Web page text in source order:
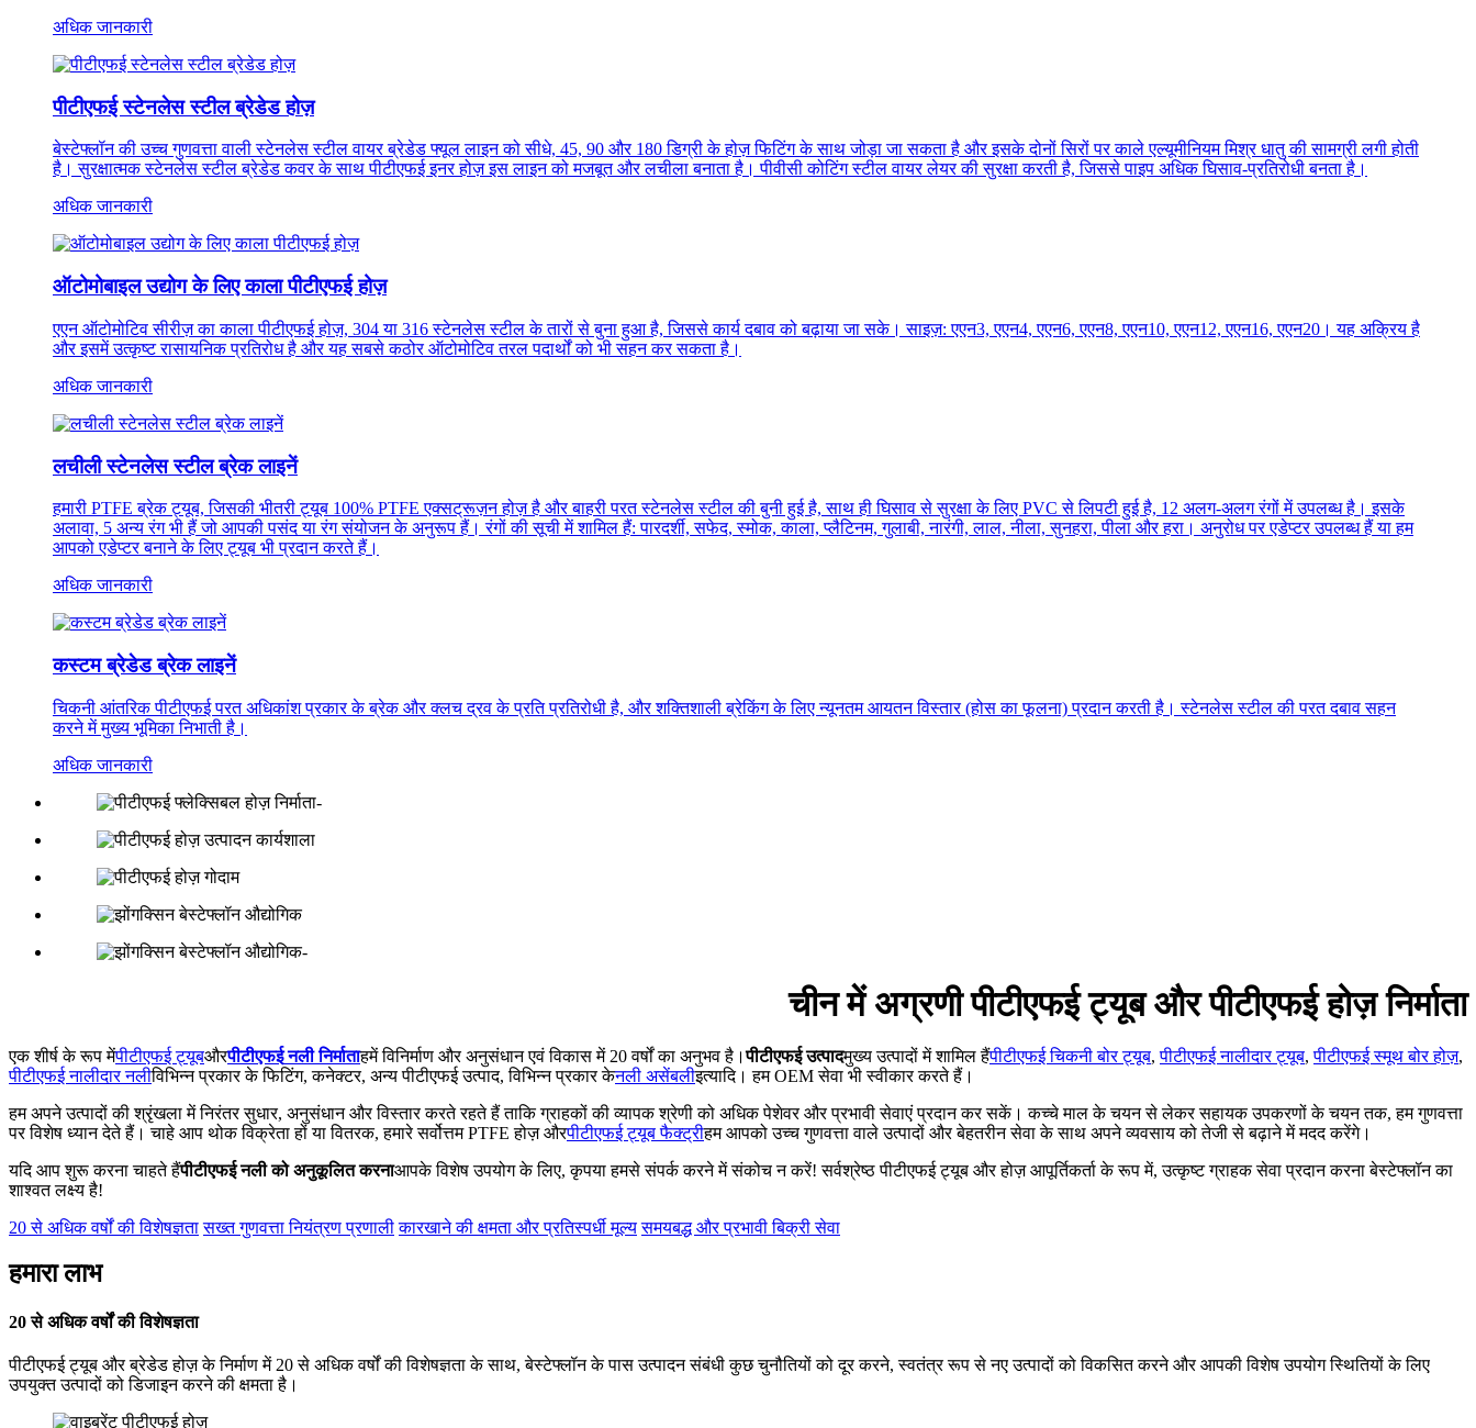
अधिक जानकारी
पीटीएफई स्टेनलेस स्टील ब्रेडेड होज़
बेस्टेफ्लॉन की उच्च गुणवत्ता वाली स्टेनलेस स्टील वायर ब्रेडेड फ्यूल लाइन को सीधे, 45, 90 और 180 डिग्री के होज़ फिटिंग के साथ जोड़ा जा सकता है और इसके दोनों सिरों पर काले एल्यूमीनियम मिश्र धातु की सामग्री लगी होती
है। सुरक्षात्मक स्टेनलेस स्टील ब्रेडेड कवर के साथ पीटीएफई इनर होज़ इस लाइन को मजबूत और लचीला बनाता है। पीवीसी कोटिंग स्टील वायर लेयर की सुरक्षा करती है, जिससे पाइप अधिक घिसाव-प्रतिरोधी बनता है।
अधिक जानकारी
ऑटोमोबाइल उद्योग के लिए काला पीटीएफई होज़
एएन ऑटोमोटिव सीरीज़ का काला पीटीएफई होज़, 304 या 316 स्टेनलेस स्टील के तारों से बुना हुआ है, जिससे कार्य दबाव को बढ़ाया जा सके। साइज़: एएन3, एएन4, एएन6, एएन8, एएन10, एएन12, एएन16, एएन20। यह अक्रिय है
और इसमें उत्कृष्ट रासायनिक प्रतिरोध है और यह सबसे कठोर ऑटोमोटिव तरल पदार्थों को भी सहन कर सकता है।
अधिक जानकारी
लचीली स्टेनलेस स्टील ब्रेक लाइनें
हमारी PTFE ब्रेक ट्यूब, जिसकी भीतरी ट्यूब 100% PTFE एक्सट्रूज़न होज़ है और बाहरी परत स्टेनलेस स्टील की बुनी हुई है, साथ ही घिसाव से सुरक्षा के लिए PVC से लिपटी हुई है, 12 अलग-अलग रंगों में उपलब्ध है। इसके
अलावा, 5 अन्य रंग भी हैं जो आपकी पसंद या रंग संयोजन के अनुरूप हैं। रंगों की सूची में शामिल हैं: पारदर्शी, सफेद, स्मोक, काला, प्लैटिनम, गुलाबी, नारंगी, लाल, नीला, सुनहरा, पीला और हरा। अनुरोध पर एडेप्टर उपलब्ध हैं या हम
आपको एडेप्टर बनाने के लिए ट्यूब भी प्रदान करते हैं।
अधिक जानकारी
कस्टम ब्रेडेड ब्रेक लाइनें
चिकनी आंतरिक पीटीएफई परत अधिकांश प्रकार के ब्रेक और क्लच द्रव के प्रति प्रतिरोधी है, और शक्तिशाली ब्रेकिंग के लिए न्यूनतम आयतन विस्तार (होस का फूलना) प्रदान करती है। स्टेनलेस स्टील की परत दबाव सहन
करने में मुख्य भूमिका निभाती है।
अधिक जानकारी
चीन में अग्रणी पीटीएफई ट्यूब और पीटीएफई होज़ निर्माता
एक शीर्ष के रूप मेंपीटीएफई ट्यूबऔरपीटीएफई नली निर्माताहमें विनिर्माण और अनुसंधान एवं विकास में 20 वर्षों का अनुभव है।पीटीएफई उत्पादमुख्य उत्पादों में शामिल हैंपीटीएफई चिकनी बोर ट्यूब,पीटीएफई नालीदार ट्यूब,पीटीएफई स्मूथ बोर होज़,
पीटीएफई नालीदार नलीविभिन्न प्रकार के फिटिंग, कनेक्टर, अन्य पीटीएफई उत्पाद, विभिन्न प्रकार केनली असेंबलीइत्यादि। हम OEM सेवा भी स्वीकार करते हैं।
हम अपने उत्पादों की श्रृंखला में निरंतर सुधार, अनुसंधान और विस्तार करते रहते हैं ताकि ग्राहकों की व्यापक श्रेणी को अधिक पेशेवर और प्रभावी सेवाएं प्रदान कर सकें। कच्चे माल के चयन से लेकर सहायक उपकरणों के चयन तक, हम गुणवत्ता
पर विशेष ध्यान देते हैं। चाहे आप थोक विक्रेता हों या वितरक, हमारे सर्वोत्तम PTFE होज़ औरपीटीएफई ट्यूब फैक्ट्रीहम आपको उच्च गुणवत्ता वाले उत्पादों और बेहतरीन सेवा के साथ अपने व्यवसाय को तेजी से बढ़ाने में मदद करेंगे।
यदि आप शुरू करना चाहते हैंपीटीएफई नली को अनुकूलित करनाआपके विशेष उपयोग के लिए, कृपया हमसे संपर्क करने में संकोच न करें! सर्वश्रेष्ठ पीटीएफई ट्यूब और होज़ आपूर्तिकर्ता के रूप में, उत्कृष्ट ग्राहक सेवा प्रदान करना बेस्टेफ्लॉन का
शाश्वत लक्ष्य है!
20 से अधिक वर्षों की विशेषज्ञता सख्त गुणवत्ता नियंत्रण प्रणाली कारखाने की क्षमता और प्रतिस्पर्धी मूल्य समयबद्ध और प्रभावी बिक्री सेवा
हमारा लाभ
20 से अधिक वर्षों की विशेषज्ञता
पीटीएफई ट्यूब और ब्रेडेड होज़ के निर्माण में 20 से अधिक वर्षों की विशेषज्ञता के साथ, बेस्टेफ्लॉन के पास उत्पादन संबंधी कुछ चुनौतियों को दूर करने, स्वतंत्र रूप से नए उत्पादों को विकसित करने और आपकी विशेष उपयोग स्थितियों के लिए
उपयुक्त उत्पादों को डिजाइन करने की क्षमता है।